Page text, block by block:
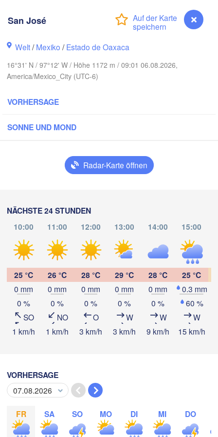
San José
Welt/Mexiko /Estado de Oaxaca
16°31' N / 97°12' W / Höhe 1172 m / 09:01 06.08.2026,
America/Mexico_City (UTC-6)
VORHERSAGE
SONNE UND MOND
Radar-Karte öffnen
NÄCHSTE 24 STUNDEN
10:00
11:00 12:00 13:00 14:00 15:00
25 °C
0 mm
0 %
SO
1 km/h
26 °C
0 mm
0 %
NO
1 km/h
28 °C
0 mm
0 %
O
3 km/h
29 °C
0 mm
0 %
W
3 km/h
28 °C
0 mm
0 %
W
9 km/h
25 °C
0.3 mm
60 %
W
15 km/h
VORHERSAGE
FR SA SO MO DI MI DO
Temperatur
Mo
03. Aug
Di
04. Aug
Mi
05. Aug
Do
06. Aug
12:00 13:00 14:00 15:00 16 17
App herunterladen
León
San Luis Potosí Tampico
Coatzacoalcos
Tehuacán
H